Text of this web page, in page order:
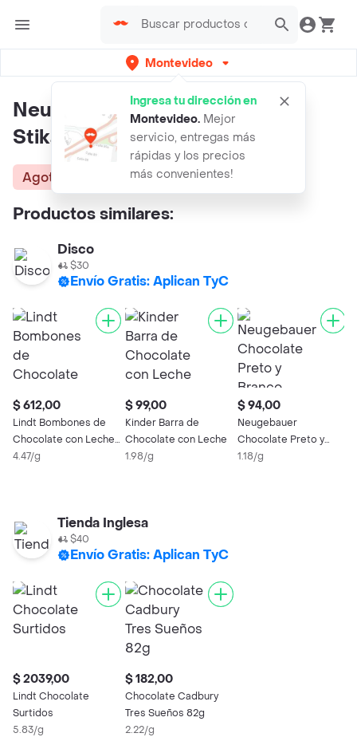
Montevideo
Ingresa tu dirección en
Montevideo. Mejor
servicio, entregas más
rápidas y los precios
más convenientes!
Neugebauer Chocolate Tableta
Stikadinho
Agotado
Productos similares:
Disco
$30
Envío Gratis: Aplican TyC
$ 612,00
Lindt Bombones de
Chocolate con Leche
Surtido
4.47/g
$ 99,00
Kinder Barra de
Chocolate con Leche
1.98/g
$ 94,00
Neugebauer
Chocolate Preto y
Branco
1.18/g
Tienda Inglesa
$40
Envío Gratis: Aplican TyC
$ 2039,00
Lindt Chocolate
Surtidos
5.83/g
$ 182,00
Chocolate Cadbury
Tres Sueños 82g
2.22/g